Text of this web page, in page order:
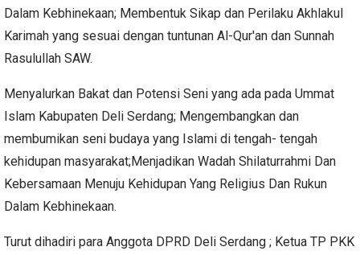
Dalam Kebhinekaan; Membentuk Sikap dan Perilaku Akhlakul
Karimah yang sesuai dengan tuntunan Al-Qur'an dan Sunnah
Rasulullah SAW.
Menyalurkan Bakat dan Potensi Seni yang ada pada Ummat
Islam Kabupaten Deli Serdang; Mengembangkan dan
membumikan seni budaya yang Islami di tengah- tengah
kehidupan masyarakat;Menjadikan Wadah Shilaturrahmi Dan
Kebersamaan Menuju Kehidupan Yang Religius Dan Rukun
Dalam Kebhinekaan.
Turut dihadiri para Anggota DPRD Deli Serdang ; Ketua TP PKK